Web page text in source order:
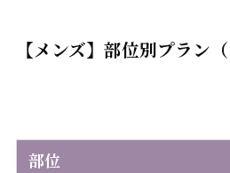
【メンズ】部位別プラン（
部位